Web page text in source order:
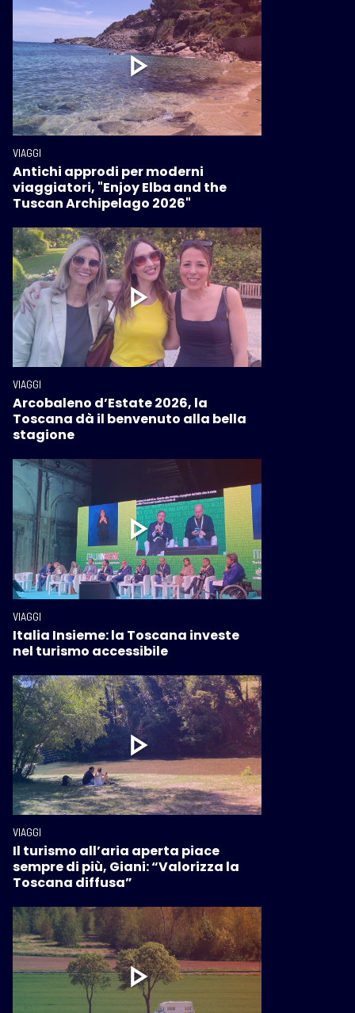
VIAGGI
Antichi approdi per moderni
viaggiatori, "Enjoy Elba and the
Tuscan Archipelago 2026"
VIAGGI
Arcobaleno d’Estate 2026, la
Toscana dà il benvenuto alla bella
stagione
VIAGGI
Italia Insieme: la Toscana investe
nel turismo accessibile
VIAGGI
Il turismo all’aria aperta piace
sempre di più, Giani: “Valorizza la
Toscana diffusa”